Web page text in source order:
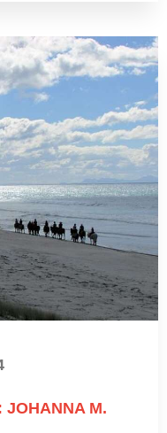
JOHANNA M.